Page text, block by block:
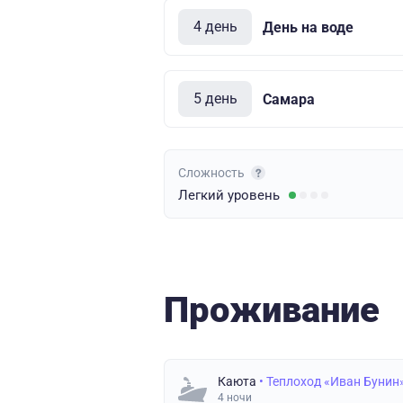
4 день День на воде
5 день Самара
Сложность
Легкий уровень
Проживание
Каюта • Теплоход «Иван
4 ночи